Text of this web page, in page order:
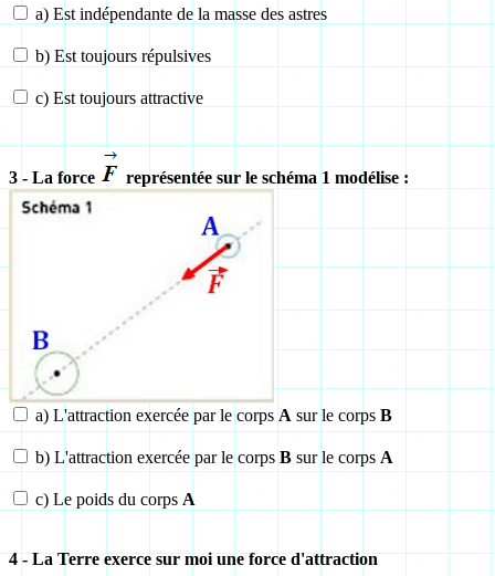
a) Est indépendante de la masse des astres
b) Est toujours répulsives
c) Est toujours attractive
3 - La force représentée sur le schéma 1 modélise :
a) L'attraction exercée par le corps A sur le corps B
b) L'attraction exercée par le corps B sur le corps A
c) Le poids du corps A
4 - La Terre exerce sur moi une force d'attraction